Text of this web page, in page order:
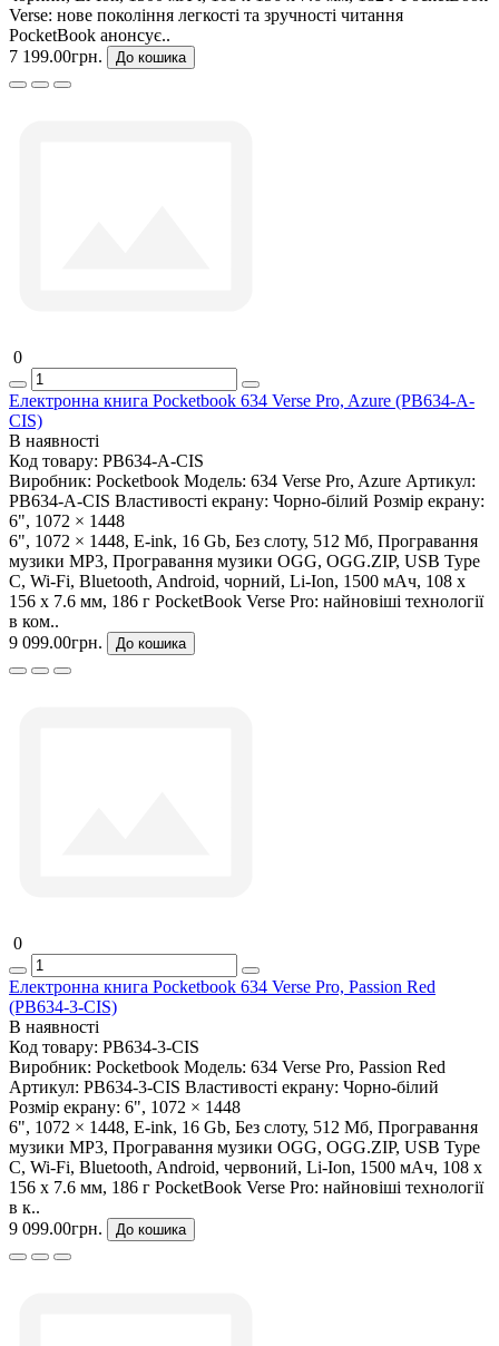
Verse: нове покоління легкості та зручності читання
PocketBook анонсує..
7 199.00грн.
До кошика
0
Електронна книга Pocketbook 634 Verse Pro, Azure (PB634-A-
CIS)
В наявності
Код товару: PB634-A-CIS
Виробник: Pocketbook Модель: 634 Verse Pro, Azure Артикул:
PB634-A-CIS Властивості екрану: Чорно-білий Розмір екрану:
6", 1072 × 1448
6", 1072 × 1448, E-ink, 16 Gb, Без слоту, 512 Мб, Програвання
музики MP3, Програвання музики OGG, OGG.ZIP, USB Type
C, Wi-Fi, Bluetooth, Android, чорний, Li-Ion, 1500 мАч, 108 x
156 x 7.6 мм, 186 г PocketBook Verse Pro: найновіші технології
в ком..
9 099.00грн.
До кошика
0
Електронна книга Pocketbook 634 Verse Pro, Passion Red
(PB634-3-CIS)
В наявності
Код товару: PB634-3-CIS
Виробник: Pocketbook Модель: 634 Verse Pro, Passion Red
Артикул: PB634-3-CIS Властивості екрану: Чорно-білий
Розмір екрану: 6", 1072 × 1448
6", 1072 × 1448, E-ink, 16 Gb, Без слоту, 512 Мб, Програвання
музики MP3, Програвання музики OGG, OGG.ZIP, USB Type
C, Wi-Fi, Bluetooth, Android, червоний, Li-Ion, 1500 мАч, 108 x
156 x 7.6 мм, 186 г PocketBook Verse Pro: найновіші технології
в к..
9 099.00грн.
До кошика